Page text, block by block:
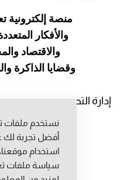
منصة إلكترونية
والأفكار
والاقتصاد
وقضايا الذاكرة
إدارة التحرير
رئيس التحرير:
رئيس التحرير
مديرة
نستخدم ملفات
أفضل تجربة لك
استخدام
سياسة ملفات